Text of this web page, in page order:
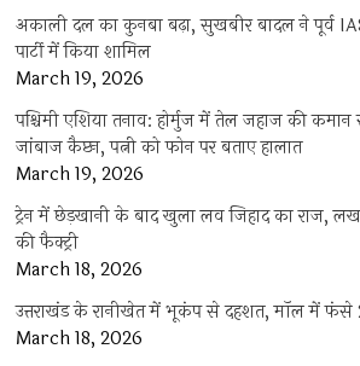
अकाली दल का कुनबा बढ़ा, सुखबीर बादल ने पूर्व
पार्टी में किया शामिल
March 19, 2026
पश्चिमी एशिया तनाव: होर्मुज में तेल जहाज की
जांबाज कैप्टन, पत्नी को फोन पर बताए हालात
March 19, 2026
ट्रेन में छेड़खानी के बाद खुला लव जिहाद का राज,
की फैक्ट्री
March 18, 2026
उत्तराखंड के रानीखेत में भूकंप से दहशत, मॉल में फंसे
March 18, 2026